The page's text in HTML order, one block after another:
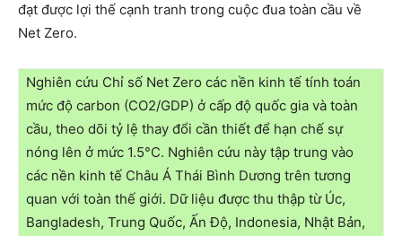
đạt được lợi thế cạnh tranh trong cuộc đua toàn cầu về
Net Zero.
Nghiên cứu Chỉ số Net Zero các nền kinh tế tính toán
mức độ carbon (CO2/GDP) ở cấp độ quốc gia và toàn
cầu, theo dõi tỷ lệ thay đổi cần thiết để hạn chế sự
nóng lên ở mức 1.5°C. Nghiên cứu này tập trung vào
các nền kinh tế Châu Á Thái Bình Dương trên tương
quan với toàn thế giới. Dữ liệu được thu thập từ Úc,
Bangladesh, Trung Quốc, Ấn Độ, Indonesia, Nhật Bản,